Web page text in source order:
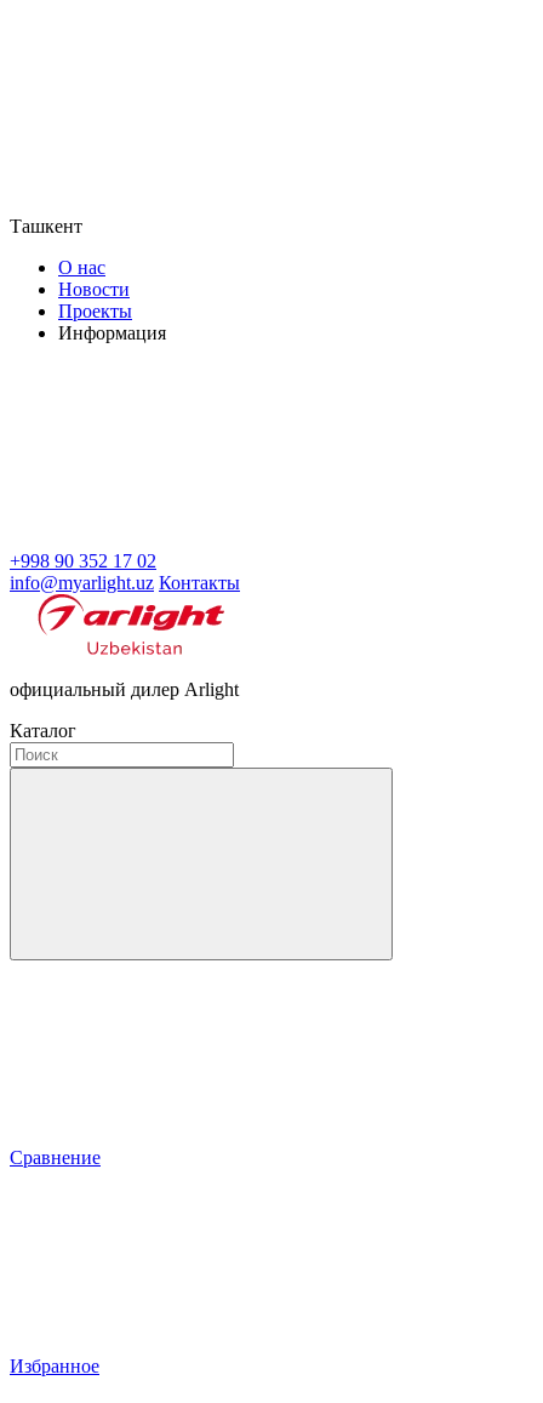
Ташкент
О нас
Новости
Проекты
Информация
+998 90 352 17 02
info@myarlight.uz Контакты
официальный дилер Arlight
Каталог
Сравнение
Избранное